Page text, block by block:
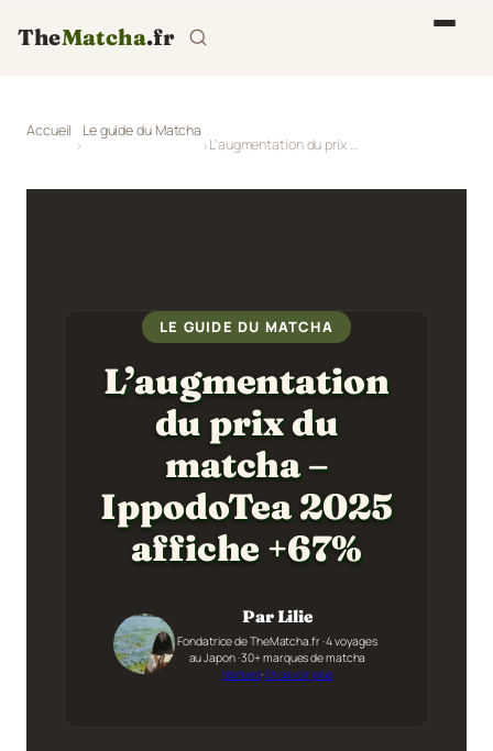
TheMatcha.fr
Accueil Le guide du Matcha
L’augmentation du prix du matcha – IppodoTea 2025 affiche +67%
LE GUIDE DU MATCHA
L’augmentation
du prix du
matcha –
IppodoTea 2025
affiche +67%
Par Lilie
Fondatrice de TheMatcha.fr · 4 voyages
au Japon · 30+ marques de matcha
testées·En savoir plus